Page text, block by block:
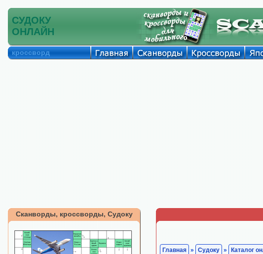
СУДОКУ
ОНЛАЙН
кроссворд
Сканворды, кроссворды, Судоку
Главная » Судоку » Каталог